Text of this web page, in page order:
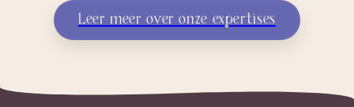
Leer meer over onze expertises